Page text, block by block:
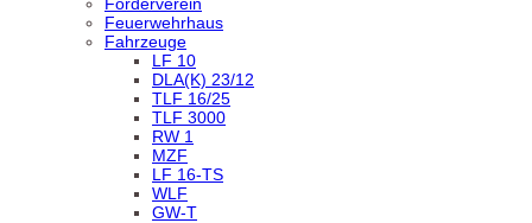
Feuerwehrhaus
Fahrzeuge
LF 10
DLA(K) 23/12
TLF 16/25
TLF 3000
RW 1
MZF
LF 16-TS
WLF
GW-T